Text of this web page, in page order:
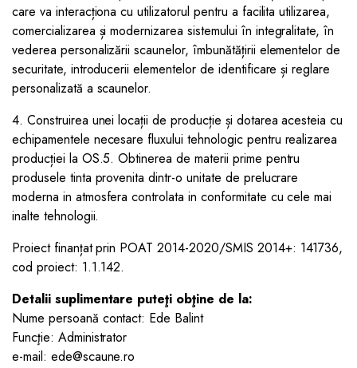
care va interacționa cu utilizatorul pentru a facilita utilizarea,
comercializarea și modernizarea sistemului în integralitate, în
vederea personalizării scaunelor, îmbunătățirii elementelor de
securitate, introducerii elementelor de identificare și reglare
personalizată a scaunelor.
4. Construirea unei locații de producție și dotarea acesteia cu
echipamentele necesare fluxului tehnologic pentru realizarea
producției la OS.5. Obtinerea de materii prime pentru
produsele tinta provenita dintr-o unitate de prelucrare
moderna in atmosfera controlata in conformitate cu cele mai
inalte tehnologii.
Proiect finanțat prin POAT 2014-2020/SMIS 2014+: 141736,
cod proiect: 1.1.142.
Detalii suplimentare puteţi obţine de la:
Nume persoană contact: Ede Balint
Funcţie: Administrator
e-mail: ede@scaune.ro